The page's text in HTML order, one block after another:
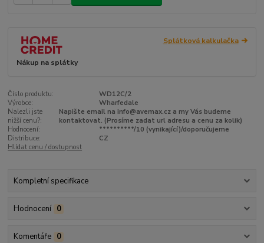
Splátková kalkulačka
Nákup na splátky
Číslo produktu:
WD12C/2
Výrobce:
Wharfedale
Nalezli jste
nižší cenu?:
Napište email na info@avemax.cz a my Vás budeme
kontaktovat. (Prosíme zadat url adresu a cenu za kolik)
Hodnocení:
**********/10 (vynikající)/doporučujeme
Distribuce:
CZ
Hlídat cenu / dostupnost
Kompletní specifikace
Hodnocení 0
Komentáře 0